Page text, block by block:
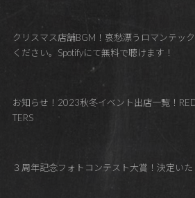
クリスマス店舗BGM！哀愁漂うロマンテッ
ください。Spotifyにて無料で聴けます！
お知らせ！2023秋冬イベント出店一覧！
TERS
３周年記念フォトコンテスト大賞！決定いた